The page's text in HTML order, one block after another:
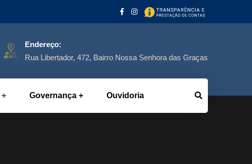
Endereço:
Rua Libertador, 472, Bairro Nossa Senhora das Graças
Governança Ouvidoria